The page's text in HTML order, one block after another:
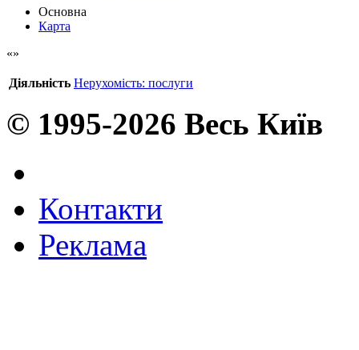
Основна
Карта
Діяльність Нерухомість: послуги
© 1995-2026 Весь Київ
Контакти
Реклама